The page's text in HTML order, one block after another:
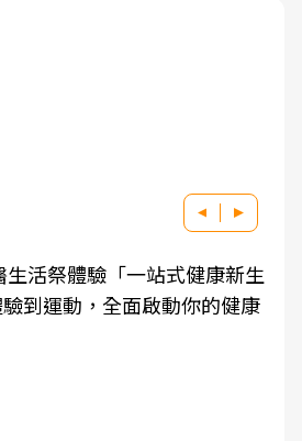
活祭體驗「一站式健康新生
到運動，全面啟動你的健康